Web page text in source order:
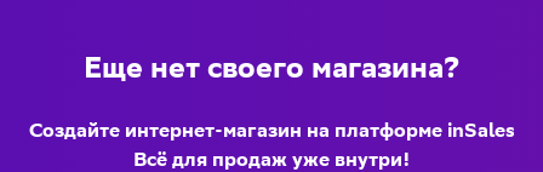
Еще нет своего магазина?
Создайте интернет-магазин на платформе inSales
Всё для продаж уже внутри!